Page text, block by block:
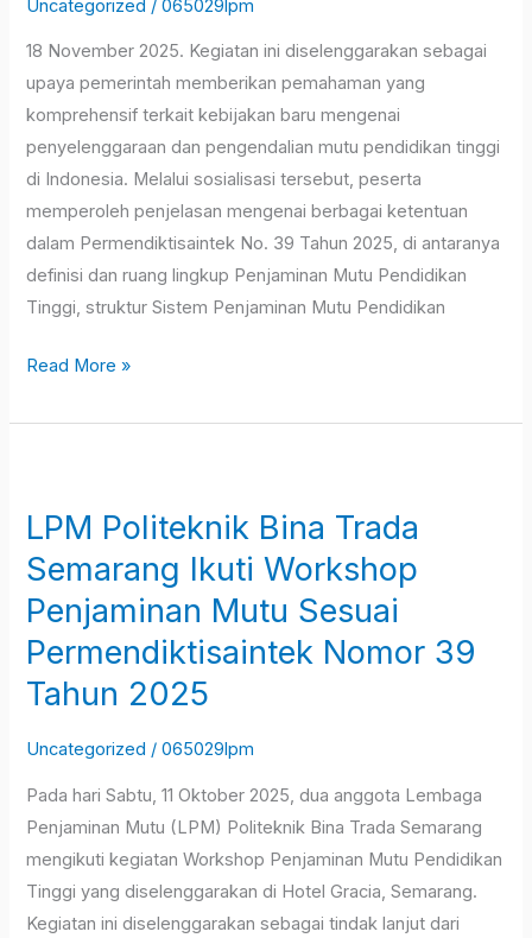
Uncategorized /065029lpm
18 November 2025. Kegiatan ini diselenggarakan sebagai
upaya pemerintah memberikan pemahaman yang
komprehensif terkait kebijakan baru mengenai
penyelenggaraan dan pengendalian mutu pendidikan tinggi
di Indonesia. Melalui sosialisasi tersebut, peserta
memperoleh penjelasan mengenai berbagai ketentuan
dalam Permendiktisaintek No. 39 Tahun 2025, di antaranya
definisi dan ruang lingkup Penjaminan Mutu Pendidikan
Tinggi, struktur Sistem Penjaminan Mutu Pendidikan
Teknologi
Nomor
39
Tahun
2025
tentang
Penjaminan
Mutu
Pendidikan
Read More »
LPM Politeknik Bina Trada
Semarang Ikuti Workshop
Penjaminan Mutu Sesuai
Permendiktisaintek Nomor 39
Tahun 2025
Uncategorized /065029lpm
Pada hari Sabtu, 11 Oktober 2025, dua anggota Lembaga
Penjaminan Mutu (LPM) Politeknik Bina Trada Semarang
mengikuti kegiatan Workshop Penjaminan Mutu Pendidikan
Tinggi yang diselenggarakan di Hotel Gracia, Semarang.
Kegiatan ini diselenggarakan sebagai tindak lanjut dari
Bina
Trada
Ikuti
Workshop
Penjaminan
Sesuai
Permendiktisaintek
Nomor
Tahun
2025